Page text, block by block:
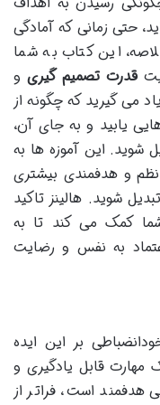
حتی زمانی که آمادگی
این کتاب به شما
قدرت تصمیم گیری و
می گیرید که چگونه از
یابید و به جای آن،
شوید. این آموزه ها به
و هدفمندی بیشتری
شوید. هالینز تاکید
کمک می کند تا به
به نفس و رضایت
بر این ایده
مهارت قابل یادگیری و
هدفمند است، فراتر از